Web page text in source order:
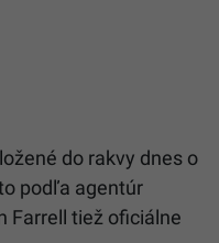
do rakvy dnes o
podľa agentúr
Farrell tiež oficiálne